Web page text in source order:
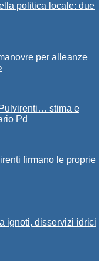
politica locale: due
per alleanze
stima e
Pd
firmano le proprie
ignoti, disservizi idrici